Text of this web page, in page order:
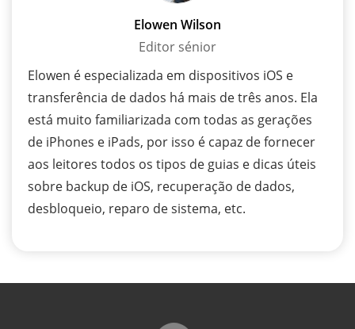
Elowen Wilson
Editor sénior
Elowen é especializada em dispositivos iOS e
transferência de dados há mais de três anos. Ela
está muito familiarizada com todas as gerações
de iPhones e iPads, por isso é capaz de fornecer
aos leitores todos os tipos de guias e dicas úteis
sobre backup de iOS, recuperação de dados,
desbloqueio, reparo de sistema, etc.